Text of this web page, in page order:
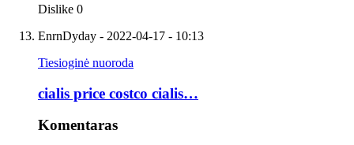
Dislike 0
EnrnDyday - 2022-04-17 - 10:13
Tiesioginė nuoroda
cialis price costco cialis…
Komentaras